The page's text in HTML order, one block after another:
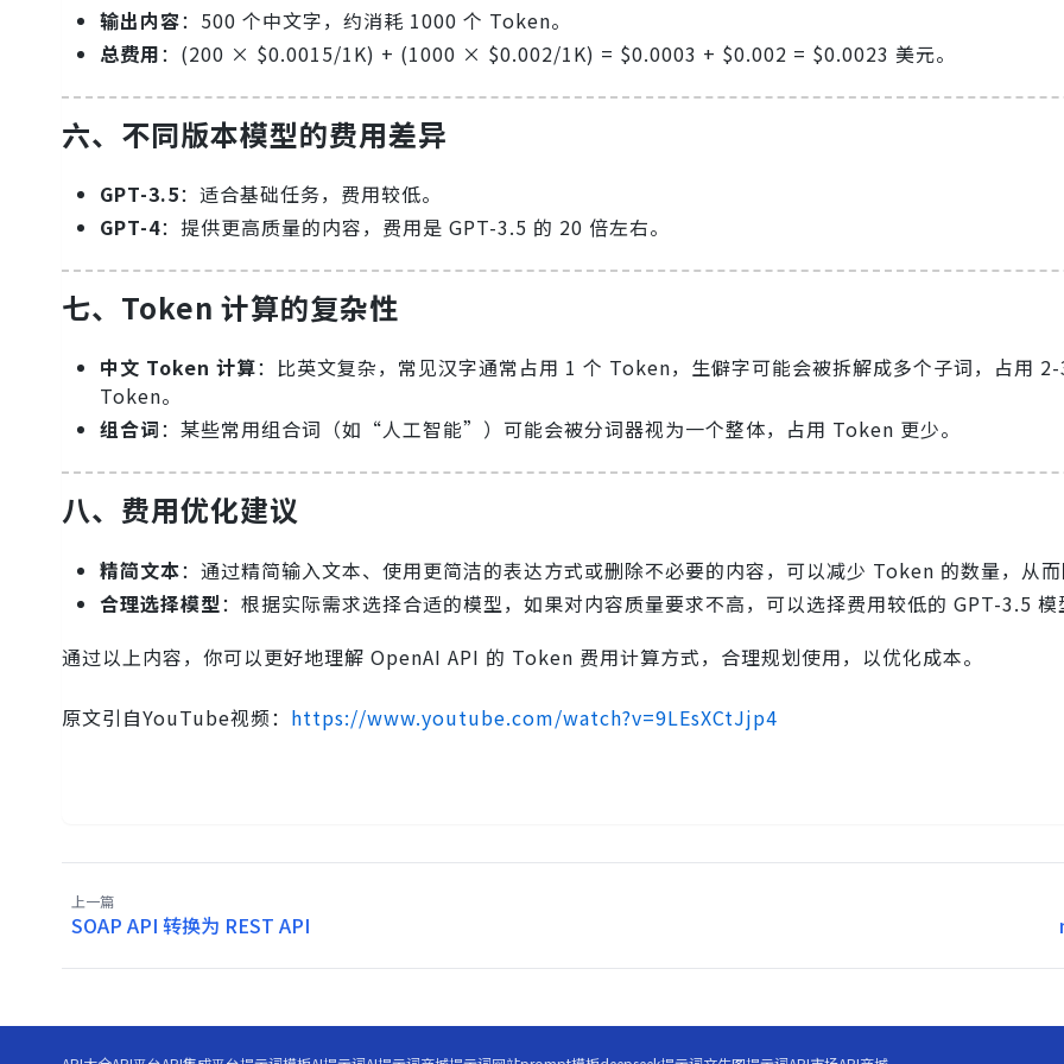
输出内容：500 个中文字，约消耗 1000 个 Token。
总费用：(200 × $0.0015/1K) + (1000 × $0.002/1K) = $0.0003 + $0.002 = $0.0023 美元。
六、不同版本模型的费用差异
GPT-3.5：适合基础任务，费用较低。
GPT-4：提供更高质量的内容，费用是 GPT-3.5 的 20 倍左右。
七、Token 计算的复杂性
中文 Token 计算：比英文复杂，常见汉字通常占用 1 个 Token，生僻字可能会被拆解成多个子词，占用
Token。
组合词：某些常用组合词（如“人工智能”）可能会被分词器视为一个整体，占用 Token 更少。
八、费用优化建议
精简文本：通过精简输入文本、使用更简洁的表达方式或删除不必要的内容，可以减少 Token 的数量，从
合理选择模型：根据实际需求选择合适的模型，如果对内容质量要求不高，可以选择费用较低的 GPT-3.5 模
通过以上内容，你可以更好地理解 OpenAI API 的 Token 费用计算方式，合理规划使用，以优化成本。
原文引自YouTube视频： https://www.youtube.com/watch?v=9LEsXCtJjp4
上一篇
SOAP API 转换为 REST API